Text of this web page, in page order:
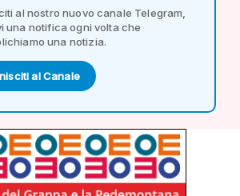
al nostro nuovo canale Telegram,
una notifica ogni volta che
una notizia.
al Canale